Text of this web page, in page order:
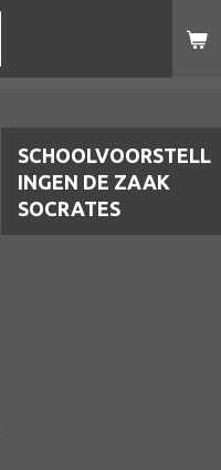
SCHOOLVOORSTELL
INGEN DE ZAAK
SOCRATES